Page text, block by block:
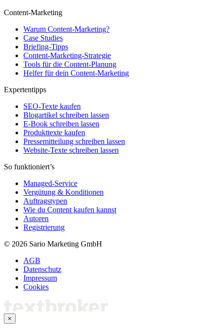
Content-Marketing
Warum Content-Marketing?
Case Studies
Briefing-Tipps
Content-Marketing-Strategie
Tools für die Content-Planung
Helfer für dein Content-Marketing
Expertentipps
SEO-Texte kaufen
Blogartikel schreiben lassen
E-Book schreiben lassen
Produkttexte kaufen
Pressemitteilung schreiben lassen
Website-Texte schreiben lassen
So funktioniert’s
Managed-Service
Vergütung & Konditionen
Auftragstypen
Wie du Content kaufen kannst
Autoren
Registrierung
© 2026 Sario Marketing GmbH
AGB
Datenschutz
Impressum
Cookies
×